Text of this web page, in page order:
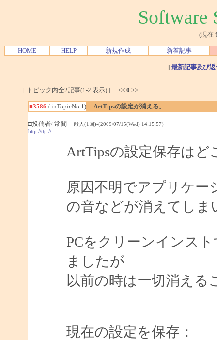
Software
(現在
HOME HELP 新規作成 新着記事
[ 最新記事及び
[ トピック内全2記事(1-2 表示) ] << 0 >>
■3586 / inTopicNo.1) ArtTipsの設定が消える。
□投稿者/ 常闇 一般人(1回)-(2009/07/15(Wed) 14:15:57)
http://ttp://
ArtTipsの設定保存は
原因不明でアプリケ
の音などが消えてしま
PCをクリーンインス
ましたが
以前の時は一切消える
現在の設定を保存：